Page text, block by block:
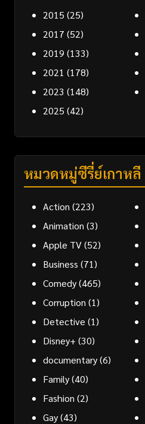
2015 (25)
2017 (52)
2019 (133)
2021 (178)
2023 (148)
2025 (42)
หมวดหมู่ซีรี่ย์เกาหลี
Action (223)
Animation (3)
Apple TV(52)
Business (71)
Comedy(465)
Corruption (1)
Detective (1)
Disney+ (30)
documentary(6)
Family(40)
Fashion (2)
Gay(43)